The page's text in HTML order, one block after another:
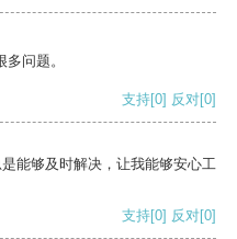
问题。
支持[0] 反对[0]
能够及时解决，让我能够安心工
支持[0] 反对[0]